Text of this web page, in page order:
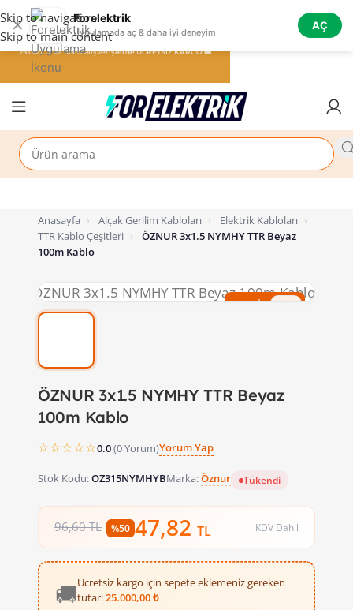
✕ Forelektrik
Uygulamada aç & daha iyi deneyim
AÇ
Skip to navigation
Skip to main content
Anasayfa › Alçak Gerilim Kabloları › Elektrik Kabloları ›
TTR Kablo Çeşitleri ›
ÖZNUR 3x1.5 NYMHY TTR Beyaz
100m Kablo
%50 İndirim
ÖZNUR 3x1.5 NYMHY TTR Beyaz
100m Kablo
☆☆☆☆☆0.0(0 Yorum)Yorum Yap
Stok Kodu:OZ315NYMHYBMarka:Öznur Tükendi
96,60 TL %50 47,82 TL KDV Dahil
🚚Ücretsiz kargo için sepete eklemeniz gereken
tutar:25.000,00 ₺
25.000 TL ve üzeri alışverişlerde ÜCRETSİZ KARGO 🚚